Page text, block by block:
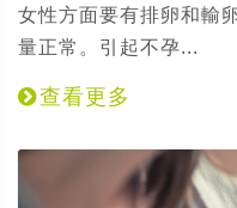
女性方面要有排卵和輸
量正常。引起不孕...
查看更多